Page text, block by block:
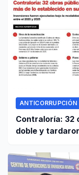
ANTICORRUPCIÓN
Contraloría: 32
doble y